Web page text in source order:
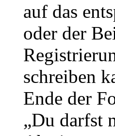
auf das
oder der
schreiben
Ende der
„Du darfst